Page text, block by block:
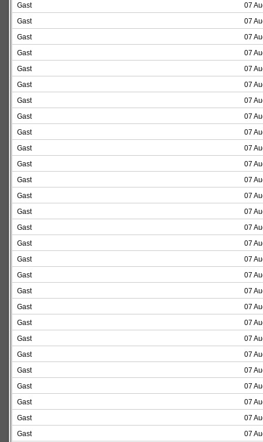
Gast
07
Gast
07
Gast
07
Gast
07
Gast
07
Gast
07
Gast
07
Gast
07
Gast
07
Gast
07
Gast
07
Gast
07
Gast
07
Gast
07
Gast
07
Gast
07
Gast
07
Gast
07
Gast
07
Gast
07
Gast
07
Gast
07
Gast
07
Gast
07
Gast
07
Gast
07
Gast
07
Gast
07